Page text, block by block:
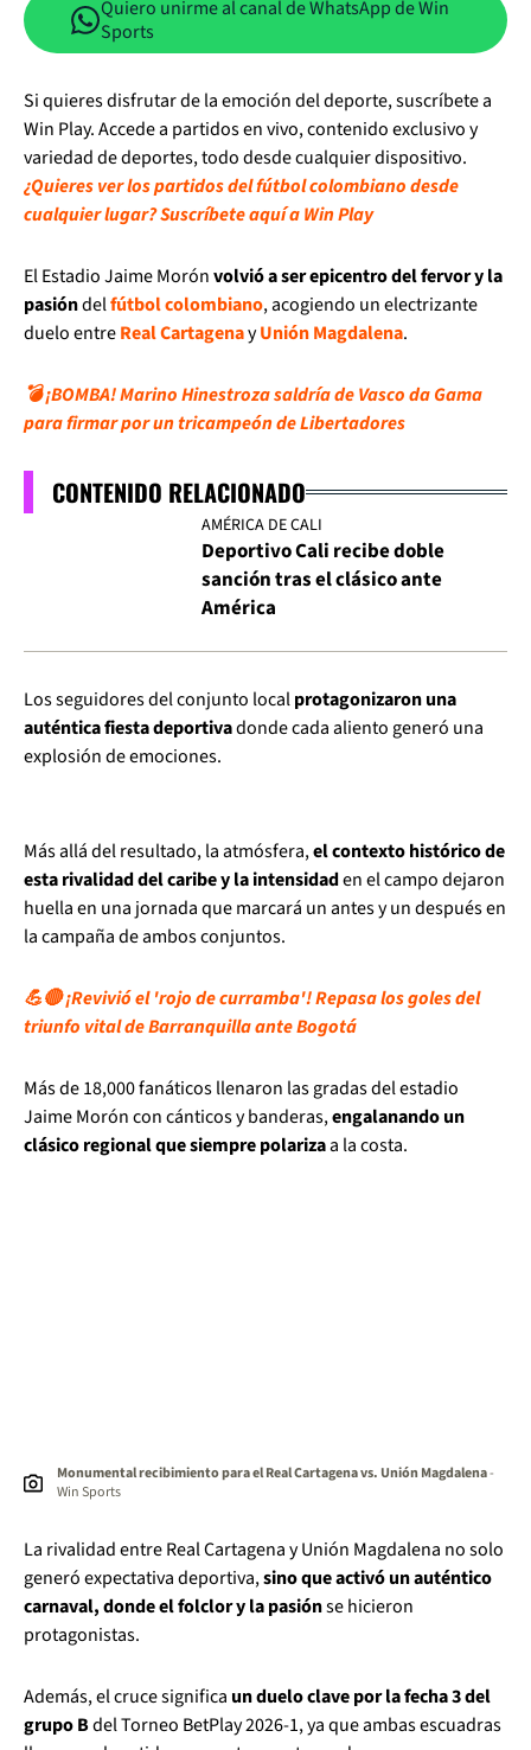
Quiero unirme al canal de WhatsApp de Win
Sports
Si quieres disfrutar de la emoción del deporte, suscríbete a
Win Play. Accede a partidos en vivo, contenido exclusivo y
variedad de deportes, todo desde cualquier dispositivo.
¿Quieres ver los partidos del fútbol colombiano desde
cualquier lugar? Suscríbete aquí a Win Play
El Estadio Jaime Morónvolvió a ser epicentro del fervor y la
pasióndelfútbol colombiano, acogiendo un electrizante
duelo entreReal CartagenayUnión Magdalena.
💣 ¡BOMBA! Marino Hinestroza saldría de Vasco da Gama
para firmar por un tricampeón de Libertadores
CONTENIDO RELACIONADO
AMÉRICA DE CALI
Deportivo Cali recibe doble
sanción tras el clásico ante
América
Los seguidores del conjunto localprotagonizaron una
auténtica fiesta deportivadonde cada aliento generó una
explosión de emociones.
Más allá del resultado, la atmósfera,el contexto histórico de
esta rivalidad del caribe y la intensidaden el campo dejaron
huella en una jornada que marcará un antes y un después en
la campaña de ambos conjuntos.
💪🔴 ¡Revivió el 'rojo de curramba'! Repasa los goles del
triunfo vital de Barranquilla ante Bogotá
Más de 18,000 fanáticos llenaron las gradas del estadio
Jaime Morón con cánticos y banderas,engalanando un
clásico regional que siempre polarizaa la costa.
Monumental recibimiento para el Real Cartagena vs. Unión Magdalena-
Win Sports
La rivalidad entre Real Cartagena y Unión Magdalena no solo
generó expectativa deportiva,sino que activó un auténtico
carnaval, donde el folclor y la pasiónse hicieron
protagonistas.
Además, el cruce significa un duelo clave por la fecha 3 del
grupo Bdel Torneo BetPlay 2026-1, ya que ambas escuadras